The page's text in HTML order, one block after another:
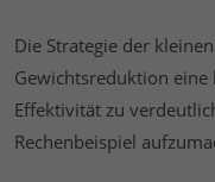
Die Strategie der
Gewichtsreduktion eine
Effektivität zu
Rechenbeispiel